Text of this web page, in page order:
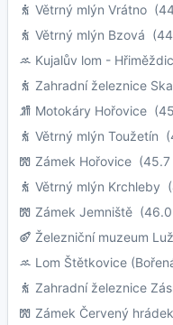
Větrný mlýn Vrátno
Větrný mlýn Bzová
Kujalův lom -
Zahradní železnice
Motokáry Hořovice
Větrný mlýn Toužetín
Zámek Hořovice (45.7
Větrný mlýn Krchleby
Zámek Jemniště
Železniční muzeum
Lom Štětkovice
Zahradní železnice
Zámek Červený hrádek